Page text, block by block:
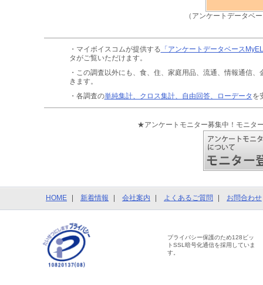
（アンケートデータベ
・マイボイスコムが提供する 「アンケートデータベース
タがご覧いただけます。
・この調査以外にも、食、住、家庭用品、流通、情報通信、
きます。
・各調査の単純集計、クロス集計、自由回答、ローデータ を
★アンケートモニター募集中！モニタ
HOME 新着情報 会社案内 よくあるご質問 お問合わせ
プライバシー保護のため128ビッ
トSSL暗号化通信を採用していま
す。